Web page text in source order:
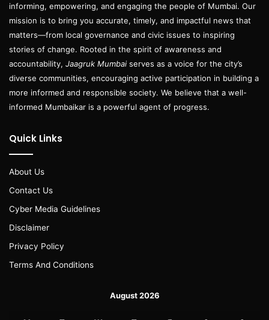
informing, empowering, and engaging the people of Mumbai. Our
mission is to bring you accurate, timely, and impactful news that
matters—from local governance and civic issues to inspiring
stories of change. Rooted in the spirit of awareness and
accountability, Jaagruk Mumbai serves as a voice for the city’s
diverse communities, encouraging active participation in building a
more informed and responsible society. We believe that a well-
informed Mumbaikar is a powerful agent of progress.
Quick Links
About Us
Contact Us
Cyber Media Guidelines
Disclaimer
Privacy Policy
Terms And Conditions
August 2026